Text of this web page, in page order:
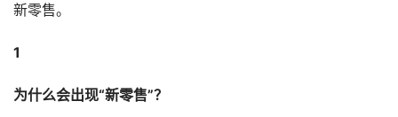
新零售。
1
为什么会出现“新零售”？